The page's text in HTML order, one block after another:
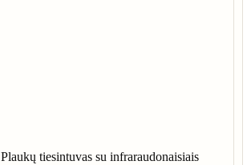
Plaukų tiesintuvas su infraraudonaisiais